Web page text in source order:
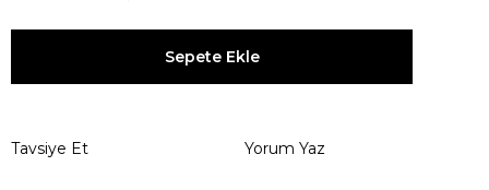
Tavsiye Et Yorum Yaz